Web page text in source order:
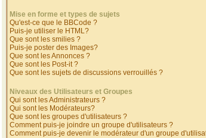
Mise en forme et types de sujets
Qu'est-ce que le BBCode ?
Puis-je utiliser le HTML?
Que sont les smilies ?
Puis-je poster des Images?
Que sont les Annonces ?
Que sont les Post-it ?
Que sont les sujets de discussions verrouillés ?
Niveaux des Utilisateurs et Groupes
Qui sont les Administrateurs ?
Qui sont les Modérateurs?
Que sont les groupes d'utilisateurs ?
Comment puis-je joindre un groupe d'utilisateurs ?
Comment puis-je devenir le modérateur d'un groupe